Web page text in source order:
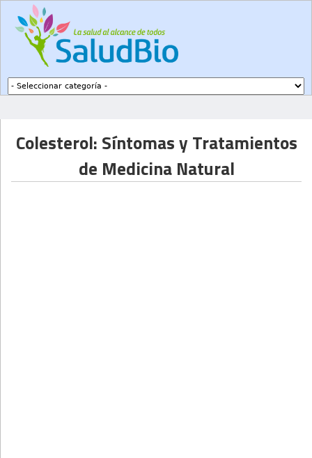
Colesterol: Síntomas y Tratamientos
de Medicina Natural